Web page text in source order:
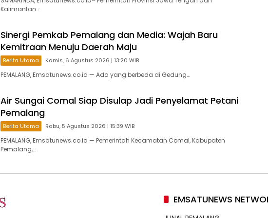
Kalimantan…
Sinergi Pemkab Pemalang dan Media: Wajah Baru
Kemitraan Menuju Daerah Maju
Berita Utama Kamis, 6 Agustus 2026 | 13:20 WIB
PEMALANG, Emsatunews.co.id — Ada yang berbeda di Gedung…
Air Sungai Comal Siap Disulap Jadi Penyelamat Petani
Pemalang
Berita Utama Rabu, 5 Agustus 2026 | 15:39 WIB
PEMALANG, Emsatunews.co.id — Pemerintah Kecamatan Comal, Kabupaten
Pemalang,…
EMSATUNEWS